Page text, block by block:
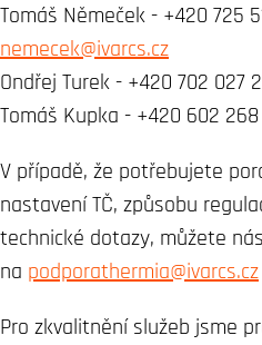
Tomáš Němeček - +420 725
nemecek@ivarcs.cz
Ondřej Turek - +420 702 027
Tomáš Kupka - +420 602 268
V případě, že potřebujete
nastavení TČ, způsobu
technické dotazy, můžete
na podporathermia@ivarcs.cz
Pro zkvalitnění služeb jsme